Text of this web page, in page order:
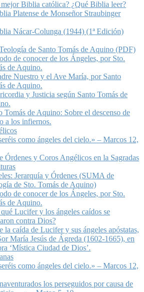
mejor Biblia católica? ¿Qué Biblia leer?
Platense de Monseñor Straubinger
Nácar-Colunga (1944) (1ª Edición)
de Santo Tomás de Aquino (PDF)
de conocer de los Ángeles, por Sto.
de Aquino.
Nuestro y el Ave María, por Santo
de Aquino.
y Justicia según Santo Tomás de
Tomás de Aquino: Sobre el descenso de
a los infiernos.
como ángeles del cielo.» – Marcos 12,
Órdenes y Coros Angélicos en la Sagradas
Jerarquía y Órdenes (SUMA de
de Sto. Tomás de Aquino)
de conocer de los Ángeles, por Sto.
de Aquino.
qué Lucifer y los ángeles caídos se
contra Dios?
la caída de Lucifer y sus ángeles apóstatas,
María Jesús de Ágreda (1602-1665), en
‘Mística Ciudad de Dios’.
como ángeles del cielo.» – Marcos 12,
los perseguidos por causa de